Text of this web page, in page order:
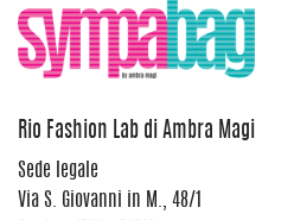
Rio Fashion Lab di Ambra Magi
Sede legale
Via S. Giovanni in M., 48/1